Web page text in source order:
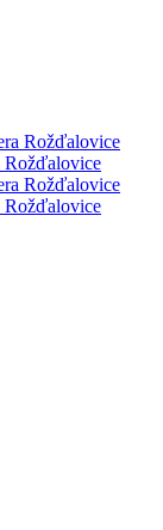
Rožďalovice
Rožďalovice